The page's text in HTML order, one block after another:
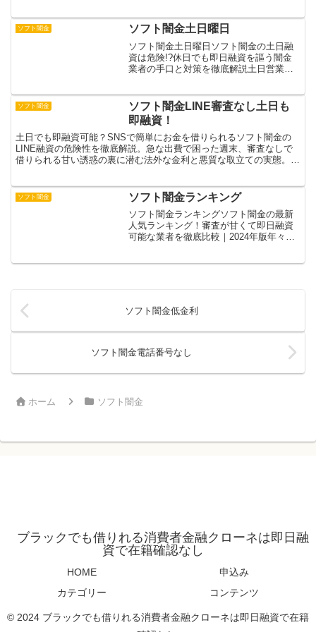
際に利用すべきかどうかの最終判断を、
具体例を交えなが...
ソフト闇金 ソフト闇金土日曜日
ソフト闇金土日曜日ソフト闇金の土日融
資は危険!?休日でも即日融資を謳う闇金
業者の手口と対策を徹底解説土日営業の
闇金業者が危険な理由を3つのポイントで
詳しく説明し、実際の...
ソフト闇金
ソフト闇金LINE審査なし土日も
即融資！
土日でも即融資可能？SNSで簡単にお金を借りられるソフト闇金の
LINE融資の危険性を徹底解説。急な出費で困った週末、審査なしで
借りられる甘い誘惑の裏に潜む法外な金利と悪質な取立ての実態。年
ソフト闇金 ソフト闇金ランキング
ソフト闇金ランキングソフト闇金の最新
人気ランキング！審査が甘くて即日融資
可能な業者を徹底比較｜2024年版年々深
ソフト闇金低金利
ソフト闇金電話番号なし
ホーム ソフト闇金
ブラックでも借りれる消費者金融クローネは即日融
資で在籍確認なし
HOME
申込み
カテゴリー
コンテンツ
© 2024 ブラックでも借りれる消費者金融クローネは即日融資で在籍